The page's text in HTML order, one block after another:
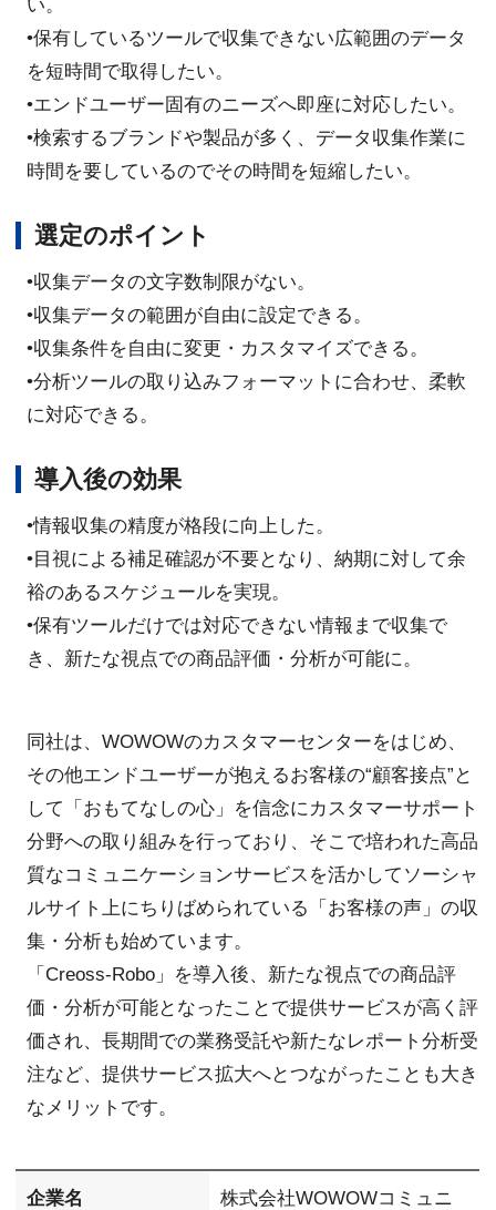
い。
•保有しているツールで収集できない広範囲のデータ
を短時間で取得したい。
•エンドユーザー固有のニーズへ即座に対応したい。
•検索するブランドや製品が多く、データ収集作業に
時間を要しているのでその時間を短縮したい。
選定のポイント
•収集データの文字数制限がない。
•収集データの範囲が自由に設定できる。
•収集条件を自由に変更・カスタマイズできる。
•分析ツールの取り込みフォーマットに合わせ、柔軟
に対応できる。
導入後の効果
•情報収集の精度が格段に向上した。
•目視による補足確認が不要となり、納期に対して余
裕のあるスケジュールを実現。
•保有ツールだけでは対応できない情報まで収集で
き、新たな視点での商品評価・分析が可能に。
同社は、WOWOWのカスタマーセンターをはじめ、
その他エンドユーザーが抱えるお客様の“顧客接点”と
して「おもてなしの心」を信念にカスタマーサポート
分野への取り組みを行っており、そこで培われた高品
質なコミュニケーションサービスを活かしてソーシャ
ルサイト上にちりばめられている「お客様の声」の収
集・分析も始めています。
「Creoss-Robo」を導入後、新たな視点での商品評
価・分析が可能となったことで提供サービスが高く評
価され、長期間での業務受託や新たなレポート分析受
注など、提供サービス拡大へとつながったことも大き
なメリットです。
企業名
株式会社WOWOWコミュニ